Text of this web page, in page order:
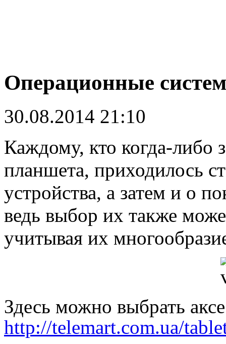
Операционные
30.08.2014 21:10
Каждому, кто когда-либо
планшета, приходилось
устройства, а затем и о
ведь выбор их также
учитывая их
Здесь можно выбрать
http://telemart.com.ua/